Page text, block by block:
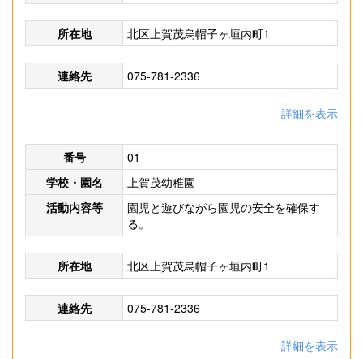
所在地 北区上賀茂烏帽子ヶ垣内町1
連絡先 075-781-2336
詳細を表示
番号
01
学校・園名
上賀茂幼稚園
活動内容等
園児と遊びながら園児の安全を確保す
る。
所在地 北区上賀茂烏帽子ヶ垣内町1
連絡先 075-781-2336
詳細を表示